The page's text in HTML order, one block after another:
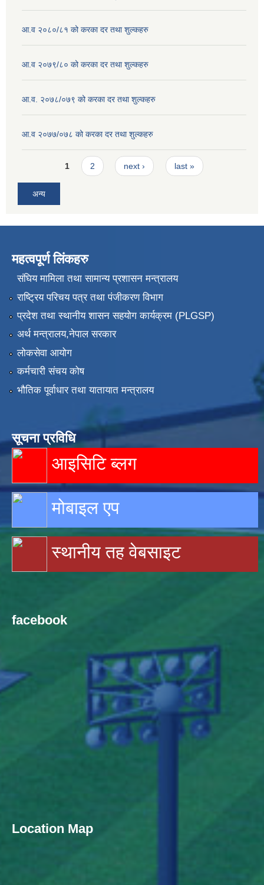
आ.व २०८०/८१ को करका दर तथा शुल्कहरु
आ.व २०७९/८० को करका दर तथा शुल्कहरु
आ.व. २०७८/०७९ को करका दर तथा शुल्कहरु
आ.व २०७७/०७८ को करका दर तथा शुल्कहरु
Pages1 2 next › last »
अन्य
महत्वपूर्ण लिंकहरु
संघिय मामिला तथा सामान्य प्रशासन मन्त्रालय
राष्ट्रिय परिचय पत्र तथा पंजीकरण विभाग
प्रदेश तथा स्थानीय शासन सहयोग कार्यक्रम (PLGSP)
अर्थ मन्त्रालय,नेपाल सरकार
लोकसेवा आयोग
कर्मचारी संचय कोष
भौतिक पूर्वाधार तथा यातायात मन्त्रालय
सूचना प्रविधि
आइसिटि ब्लग
मोबाइल एप
स्थानीय तह वेबसाइट
facebook
Location Map